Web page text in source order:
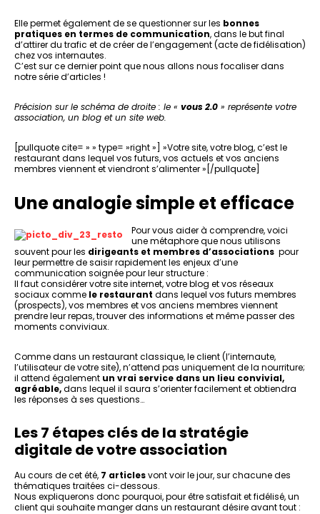
Elle permet également de se questionner sur les bonnes
pratiques en termes de communication, dans le but final
d’attirer du trafic et de créer de l’engagement (acte de fidélisation)
chez vos internautes.
C’est sur ce dernier point que nous allons nous focaliser dans
notre série d’articles !
Précision sur le schéma de droite : le « vous 2.0 » représente votre
association, un blog et un site web.
[pullquote cite= » » type= »right »] »Votre site, votre blog, c’est le
restaurant dans lequel vos futurs, vos actuels et vos anciens
membres viennent et viendront s’alimenter »[/pullquote]
Une analogie simple et efficace
Pour vous aider à comprendre, voici
une métaphore que nous utilisons
souvent pour les dirigeants et membres d’associations pour
leur permettre de saisir rapidement les enjeux d’une
communication soignée pour leur structure :
Il faut considérer votre site internet, votre blog et vos réseaux
sociaux comme le restaurant dans lequel vos futurs membres
(prospects), vos membres et vos anciens membres viennent
prendre leur repas, trouver des informations et même passer des
moments conviviaux.
Comme dans un restaurant classique, le client (l’internaute,
l’utilisateur de votre site), n’attend pas uniquement de la nourriture;
il attend également un vrai service dans un lieu convivial,
agréable,dans lequel il saura s’orienter facilement et obtiendra
les réponses à ses questions…
Les 7 étapes clés de la stratégie
digitale de votre association
Au cours de cet été, 7 articlesvont voir le jour, sur chacune des
thématiques traitées ci-dessous.
Nous expliquerons donc pourquoi, pour être satisfait et fidélisé, un
client qui souhaite manger dans un restaurant désire avant tout :